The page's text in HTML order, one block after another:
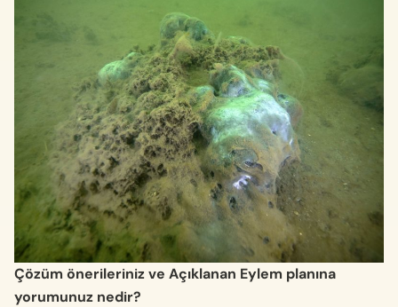
Çözüm önerileriniz ve Açıklanan Eylem planına
yorumunuz nedir?